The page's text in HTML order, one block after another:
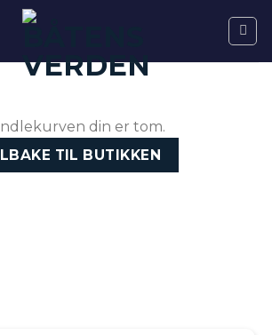
din er tom.
TIL BUTIKKEN